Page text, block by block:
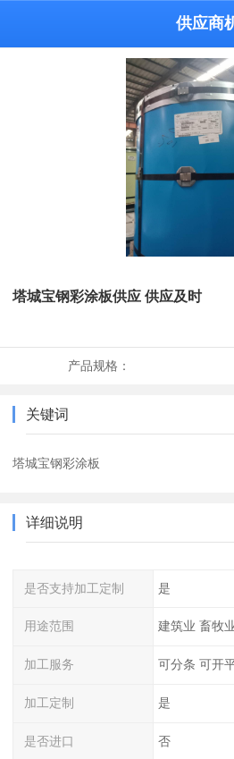
供应商
塔城宝钢彩涂板供应 供应及时
产品规格：
关键词
塔城宝钢彩涂板
详细说明
是否支持加工定制 是
用途范围 建筑业 畜牧
加工服务 可分条 可开
加工定制 是
是否进口 否